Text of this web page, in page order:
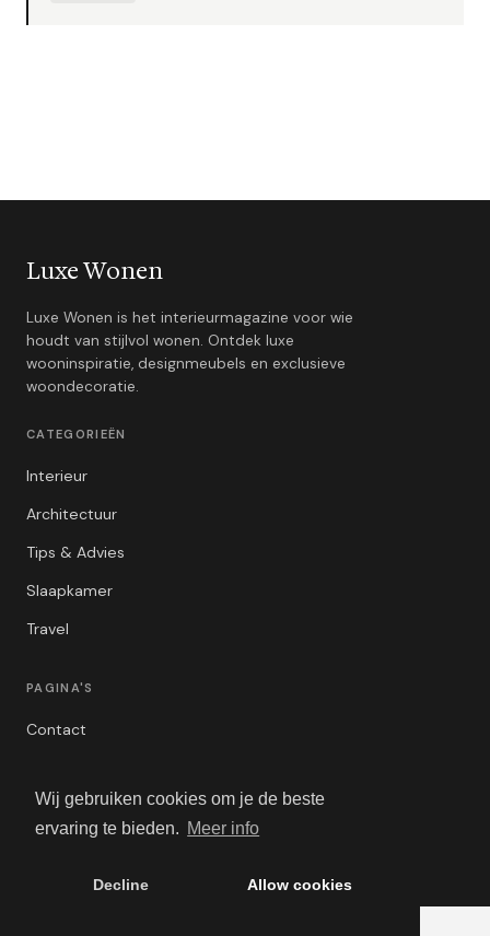
Wij gebruiken cookies om je de beste
ervaring te bieden. Meer info
Decline Allow cookies
Luxe Wonen
Luxe Wonen is het interieurmagazine voor wie
houdt van stijlvol wonen. Ontdek luxe
wooninspiratie, designmeubels en exclusieve
woondecoratie.
CATEGORIEËN
Interieur
Architectuur
Tips & Advies
Slaapkamer
Travel
PAGINA'S
Contact
Algemene Voorwaarden
Adverteren